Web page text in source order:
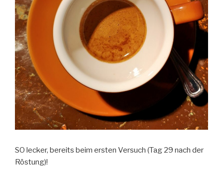
SO lecker, bereits beim ersten Versuch (Tag 29 nach der
Röstung)!